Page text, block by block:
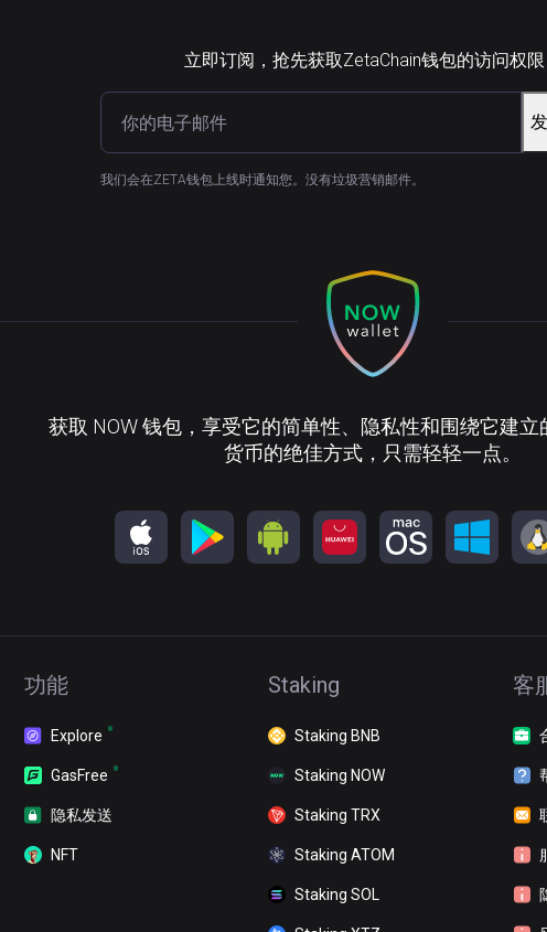
立即订阅，抢先获取ZetaChain钱包的访问权限
我们会在ZETA钱包上线时通知您。没有垃圾营销邮件。
获取 NOW 钱包，享受它的简单性、隐私性和围绕它建
货币的绝佳方式，只需轻轻一点。
功能
Explore
GasFree
隐私发送
NFT
Staking
Staking BNB
Staking NOW
Staking TRX
Staking ATOM
Staking SOL
客